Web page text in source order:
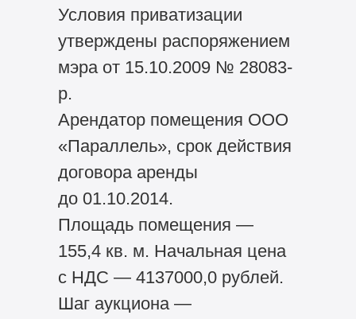
Условия приватизации
утверждены распоряжением
мэра от 15.10.2009 № 28083-
р.
Арендатор помещения ООО
«Параллель», срок действия
договора аренды
до 01.10.2014.
Площадь помещения —
155,4 кв. м. Начальная цена
с НДС — 4137000,0 рублей.
Шаг аукциона —